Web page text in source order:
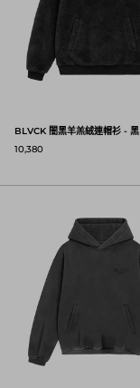
BLVCK 闇黑羊羔絨連帽衫 - 黑
10,380